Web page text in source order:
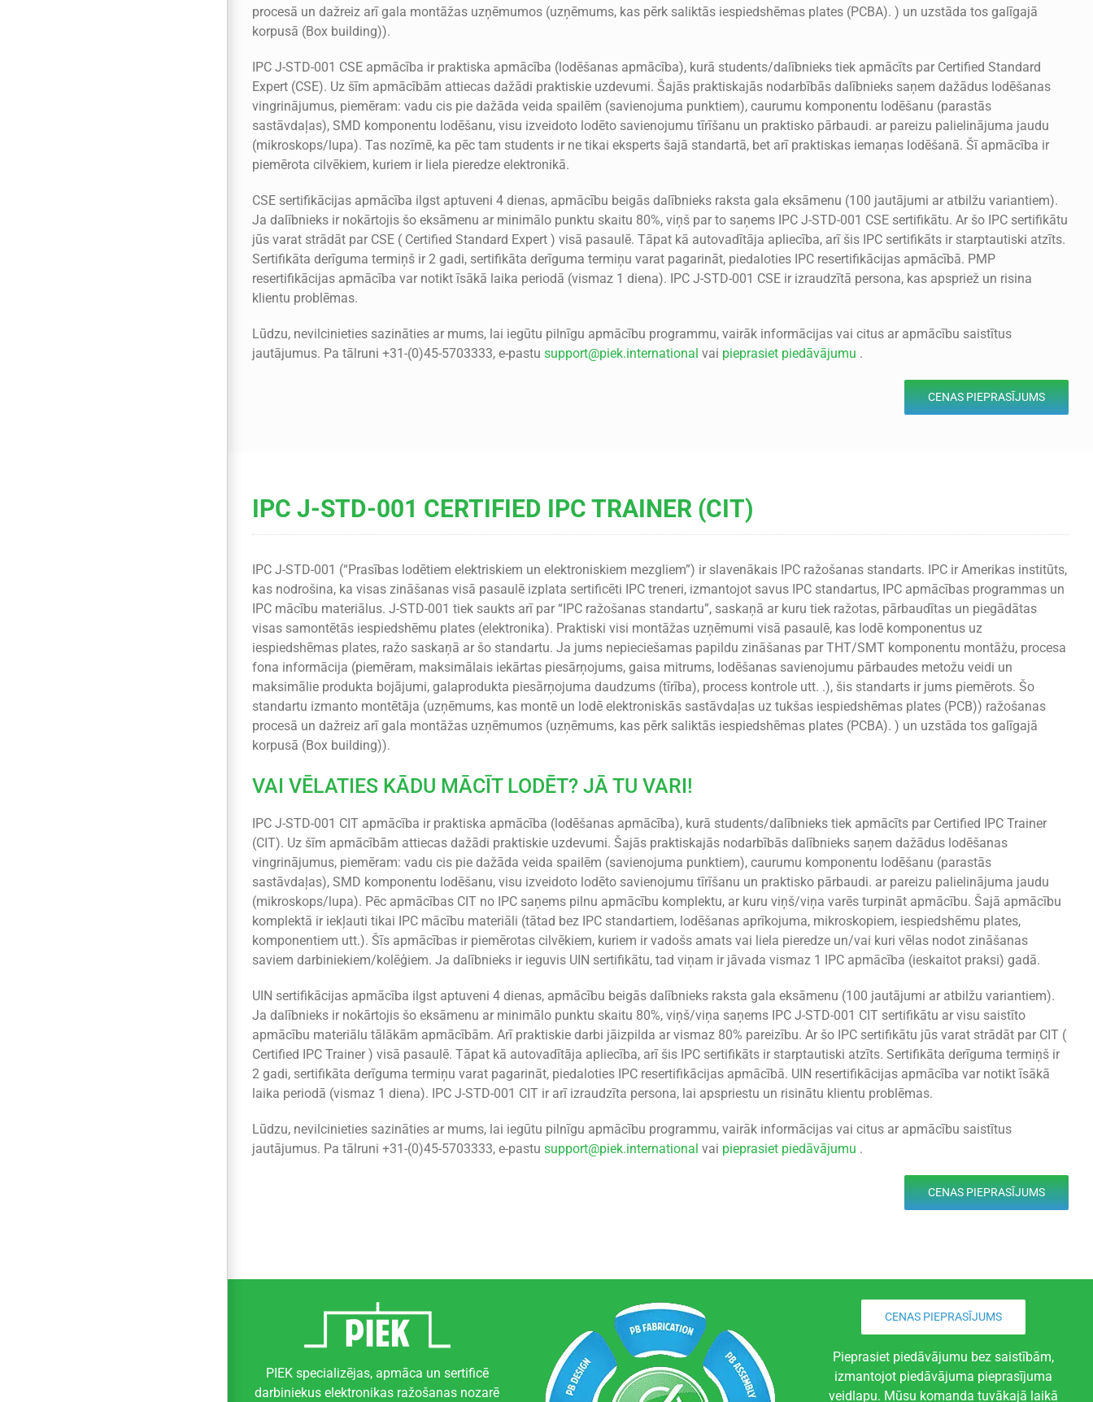
procesā un dažreiz arī gala montāžas uzņēmumos (uzņēmums, kas pērk saliktās iespiedshēmas plates (PCBA). ) un uzstāda tos galīgajā
korpusā (Box building)).
IPC J-STD-001 CSE apmācība ir praktiska apmācība (lodēšanas apmācība), kurā students/dalībnieks tiek apmācīts par Certified Standard
Expert (CSE). Uz šīm apmācībām attiecas dažādi praktiskie uzdevumi. Šajās praktiskajās nodarbībās dalībnieks saņem dažādus lodēšanas
vingrinājumus, piemēram: vadu cis pie dažāda veida spailēm (savienojuma punktiem), caurumu komponentu lodēšanu (parastās
sastāvdaļas), SMD komponentu lodēšanu, visu izveidoto lodēto savienojumu tīrīšanu un praktisko pārbaudi. ar pareizu palielinājuma jaudu
(mikroskops/lupa). Tas nozīmē, ka pēc tam students ir ne tikai eksperts šajā standartā, bet arī praktiskas iemaņas lodēšanā. Šī apmācība ir
piemērota cilvēkiem, kuriem ir liela pieredze elektronikā.
CSE sertifikācijas apmācība ilgst aptuveni 4 dienas, apmācību beigās dalībnieks raksta gala eksāmenu (100 jautājumi ar atbilžu variantiem).
Ja dalībnieks ir nokārtojis šo eksāmenu ar minimālo punktu skaitu 80%, viņš par to saņems IPC J-STD-001 CSE sertifikātu. Ar šo IPC sertifikātu
jūs varat strādāt par CSE ( Certified Standard Expert ) visā pasaulē. Tāpat kā autovadītāja apliecība, arī šis IPC sertifikāts ir starptautiski atzīts.
Sertifikāta derīguma termiņš ir 2 gadi, sertifikāta derīguma termiņu varat pagarināt, piedaloties IPC resertifikācijas apmācībā. PMP
resertifikācijas apmācība var notikt īsākā laika periodā (vismaz 1 diena). IPC J-STD-001 CSE ir izraudzītā persona, kas apspriež un risina
klientu problēmas.
Lūdzu, nevilcinieties sazināties ar mums, lai iegūtu pilnīgu apmācību programmu, vairāk informācijas vai citus ar apmācību saistītus
jautājumus. Pa tālruni +31-(0)45-5703333, e-pastu support@piek.international vai pieprasiet piedāvājumu .
CENAS PIEPRASĪJUMS
IPC J-STD-001 CERTIFIED IPC TRAINER (CIT)
IPC J-STD-001 (“Prasības lodētiem elektriskiem un elektroniskiem mezgliem”) ir slavenākais IPC ražošanas standarts. IPC ir Amerikas institūts,
kas nodrošina, ka visas zināšanas visā pasaulē izplata sertificēti IPC treneri, izmantojot savus IPC standartus, IPC apmācības programmas un
IPC mācību materiālus. J-STD-001 tiek saukts arī par “IPC ražošanas standartu”, saskaņā ar kuru tiek ražotas, pārbaudītas un piegādātas
visas samontētās iespiedshēmu plates (elektronika). Praktiski visi montāžas uzņēmumi visā pasaulē, kas lodē komponentus uz
iespiedshēmas plates, ražo saskaņā ar šo standartu. Ja jums nepieciešamas papildu zināšanas par THT/SMT komponentu montāžu, procesa
fona informācija (piemēram, maksimālais iekārtas piesārņojums, gaisa mitrums, lodēšanas savienojumu pārbaudes metožu veidi un
maksimālie produkta bojājumi, galaprodukta piesārņojuma daudzums (tīrība), process kontrole utt. .), šis standarts ir jums piemērots. Šo
standartu izmanto montētāja (uzņēmums, kas montē un lodē elektroniskās sastāvdaļas uz tukšas iespiedshēmas plates (PCB)) ražošanas
procesā un dažreiz arī gala montāžas uzņēmumos (uzņēmums, kas pērk saliktās iespiedshēmas plates (PCBA). ) un uzstāda tos galīgajā
korpusā (Box building)).
VAI VĒLATIES KĀDU MĀCĪT LODĒT? JĀ TU VARI!
IPC J-STD-001 CIT apmācība ir praktiska apmācība (lodēšanas apmācība), kurā students/dalībnieks tiek apmācīts par Certified IPC Trainer
(CIT). Uz šīm apmācībām attiecas dažādi praktiskie uzdevumi. Šajās praktiskajās nodarbībās dalībnieks saņem dažādus lodēšanas
vingrinājumus, piemēram: vadu cis pie dažāda veida spailēm (savienojuma punktiem), caurumu komponentu lodēšanu (parastās
sastāvdaļas), SMD komponentu lodēšanu, visu izveidoto lodēto savienojumu tīrīšanu un praktisko pārbaudi. ar pareizu palielinājuma jaudu
(mikroskops/lupa). Pēc apmācības CIT no IPC saņems pilnu apmācību komplektu, ar kuru viņš/viņa varēs turpināt apmācību. Šajā apmācību
komplektā ir iekļauti tikai IPC mācību materiāli (tātad bez IPC standartiem, lodēšanas aprīkojuma, mikroskopiem, iespiedshēmu plates,
komponentiem utt.). Šīs apmācības ir piemērotas cilvēkiem, kuriem ir vadošs amats vai liela pieredze un/vai kuri vēlas nodot zināšanas
saviem darbiniekiem/kolēģiem. Ja dalībnieks ir ieguvis UIN sertifikātu, tad viņam ir jāvada vismaz 1 IPC apmācība (ieskaitot praksi) gadā.
UIN sertifikācijas apmācība ilgst aptuveni 4 dienas, apmācību beigās dalībnieks raksta gala eksāmenu (100 jautājumi ar atbilžu variantiem).
Ja dalībnieks ir nokārtojis šo eksāmenu ar minimālo punktu skaitu 80%, viņš/viņa saņems IPC J-STD-001 CIT sertifikātu ar visu saistīto
apmācību materiālu tālākām apmācībām. Arī praktiskie darbi jāizpilda ar vismaz 80% pareizību. Ar šo IPC sertifikātu jūs varat strādāt par CIT (
Certified IPC Trainer ) visā pasaulē. Tāpat kā autovadītāja apliecība, arī šis IPC sertifikāts ir starptautiski atzīts. Sertifikāta derīguma termiņš ir
2 gadi, sertifikāta derīguma termiņu varat pagarināt, piedaloties IPC resertifikācijas apmācībā. UIN resertifikācijas apmācība var notikt īsākā
laika periodā (vismaz 1 diena). IPC J-STD-001 CIT ir arī izraudzīta persona, lai apspriestu un risinātu klientu problēmas.
Lūdzu, nevilcinieties sazināties ar mums, lai iegūtu pilnīgu apmācību programmu, vairāk informācijas vai citus ar apmācību saistītus
jautājumus. Pa tālruni +31-(0)45-5703333, e-pastu support@piek.international vai pieprasiet piedāvājumu .
CENAS PIEPRASĪJUMS
PIEK specializējas, apmāca un sertificē
darbiniekus elektronikas ražošanas nozarē
CENAS PIEPRASĪJUMS
Pieprasiet piedāvājumu bez saistībām,
izmantojot piedāvājuma pieprasījuma
veidlapu. Mūsu komanda tuvākajā laikā